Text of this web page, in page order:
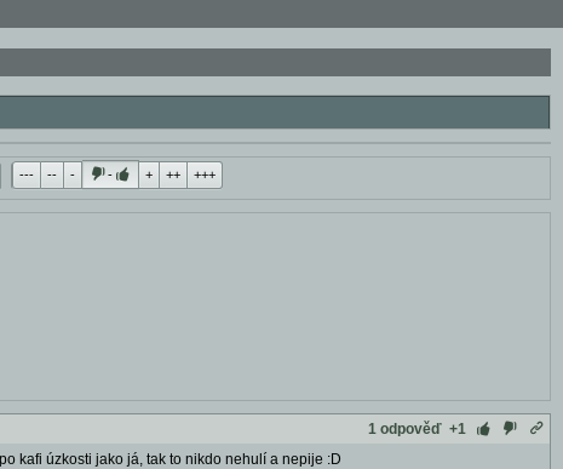
--- -- - - + ++ +++
1 odpověď +1
kafi úzkosti jako já, tak to nikdo nehulí a nepije :D